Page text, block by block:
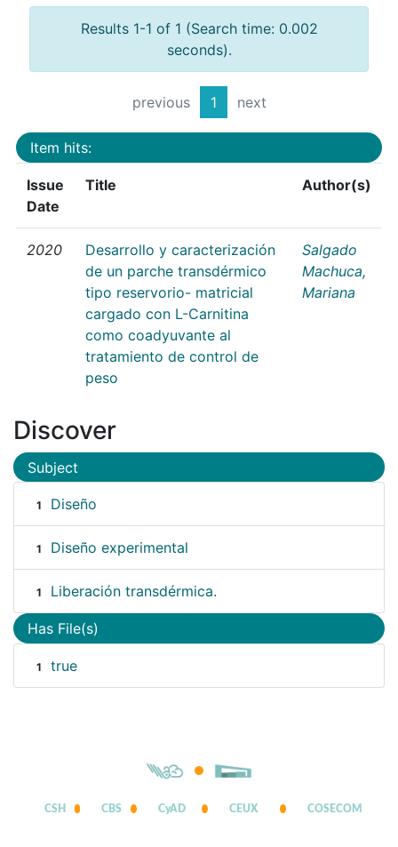
Results 1-1 of 1 (Search time: 0.002
seconds).
previous 1 next
Item hits:
Issue
Date
Title Author(s)
2020
Desarrollo y caracterización
de un parche transdérmico
tipo reservorio- matricial
cargado con L-Carnitina
como coadyuvante al
tratamiento de control de
peso
Salgado
Machuca,
Mariana
Discover
Subject
1 Diseño
1 Diseño experimental
1 Liberación transdérmica.
Has File(s)
1 true
CSH CBS CyAD CEUX COSECOM